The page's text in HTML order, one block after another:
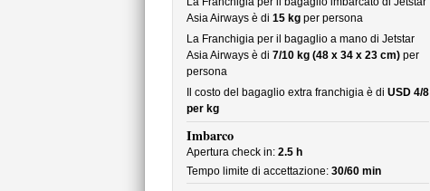
Asia Airways è di 15 kgper persona
La Franchigia per il bagaglio a mano di Jetstar
Asia Airways è di 7/10 kg (48 x 34 x 23 cm)per
persona
Il costo del bagaglio extra franchigia è di USD 4/8
per kg
Imbarco
Apertura check in: 2.5 h
Tempo limite di accettazione: 30/60 min